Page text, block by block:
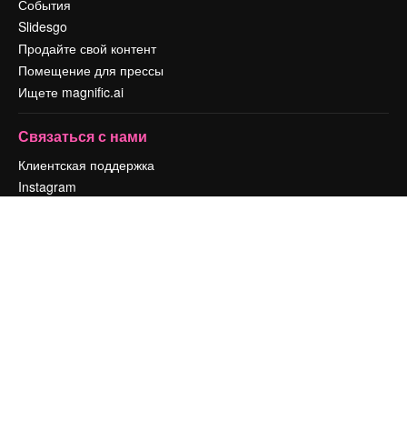
События
Slidesgo
Продайте свой контент
Помещение для прессы
Ищете magnific.ai
Связаться с нами
Клиентская поддержка
Instagram